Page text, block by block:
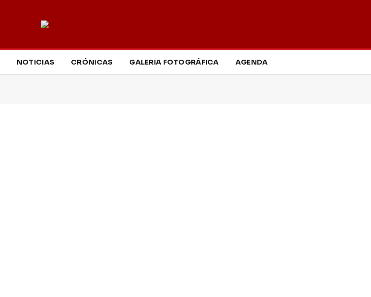
NOTICIAS CRÓNICAS GALERIA FOTOGRÁFICA AGENDA